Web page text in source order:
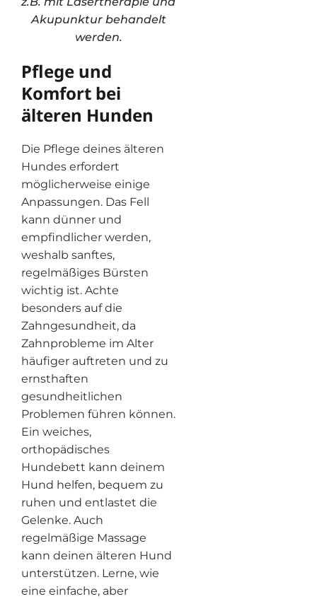
Akupunktur behandelt
werden.
Pflege und
Komfort bei
älteren Hunden
Die Pflege deines älteren
Hundes erfordert
möglicherweise einige
Anpassungen. Das Fell
kann dünner und
empfindlicher werden,
weshalb sanftes,
regelmäßiges Bürsten
wichtig ist. Achte
besonders auf die
Zahngesundheit, da
Zahnprobleme im Alter
häufiger auftreten und zu
ernsthaften
gesundheitlichen
Problemen führen können.
Ein weiches,
orthopädisches
Hundebett kann deinem
Hund helfen, bequem zu
ruhen und entlastet die
Gelenke. Auch
regelmäßige Massage
kann deinen älteren Hund
unterstützen. Lerne, wie
eine einfache, aber